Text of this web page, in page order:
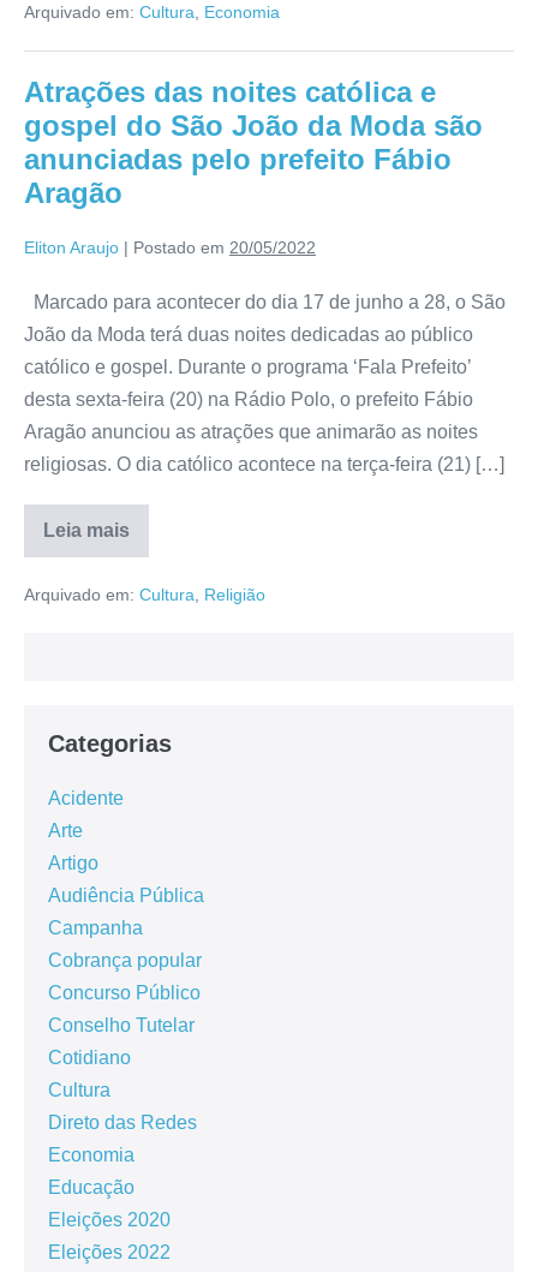
Arquivado em: Cultura Economia
Atrações das noites católica e
gospel do São João da Moda são
anunciadas pelo prefeito Fábio
Aragão
Eliton Araujo | Postado em 20/05/2022
Marcado para acontecer do dia 17 de junho a 28, o São
João da Moda terá duas noites dedicadas ao público
católico e gospel. Durante o programa ‘Fala Prefeito’
desta sexta-feira (20) na Rádio Polo, o prefeito Fábio
Aragão anunciou as atrações que animarão as noites
religiosas. O dia católico acontece na terça-feira (21) […]
Leia mais
Arquivado em: Cultura Religião
Categorias
Acidente
Arte
Artigo
Audiência Pública
Campanha
Cobrança popular
Concurso Público
Conselho Tutelar
Cotidiano
Cultura
Direto das Redes
Economia
Educação
Eleições 2020
Eleições 2022